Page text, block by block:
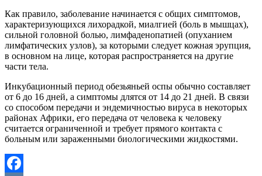
Как правило, заболевание начинается с общих симптомов,
характеризующихся лихорадкой, миалгией (боль в мышцах),
сильной головной болью, лимфаденопатией (опуханием
лимфатических узлов), за которыми следует кожная эрупция,
в основном на лице, которая распространяется на другие
части тела.
Инкубационный период обезьяньей оспы обычно составляет
от 6 до 16 дней, а симптомы длятся от 14 до 21 дней. В связи
со способом передачи и эндемичностью вируса в некоторых
районах Африки, его передача от человека к человеку
считается ограниченной и требует прямого контакта с
больным или зараженными биологическими жидкостями.